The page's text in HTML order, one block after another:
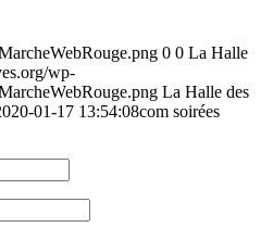
0 0 La Halle
wp-
La Halle des
01-17 13:54:08com soirées